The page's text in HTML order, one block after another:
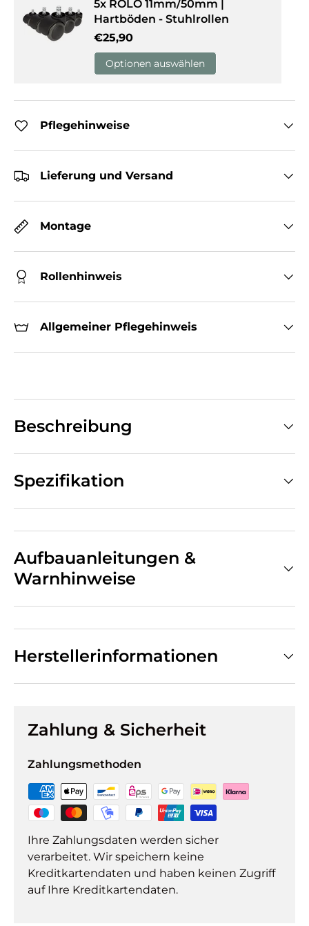
5x ROLO 11mm/50mm |
Hartböden - Stuhlrollen
Normaler Preis
€25,90
Optionen auswählen
Pflegehinweise
Lieferung und Versand
Montage
Rollenhinweis
Allgemeiner Pflegehinweis
Beschreibung
Spezifikation
Aufbauanleitungen &
Warnhinweise
Herstellerinformationen
Zahlung & Sicherheit
Zahlungsmethoden
Ihre Zahlungsdaten werden sicher
verarbeitet. Wir speichern keine
Kreditkartendaten und haben keinen Zugriff
auf Ihre Kreditkartendaten.